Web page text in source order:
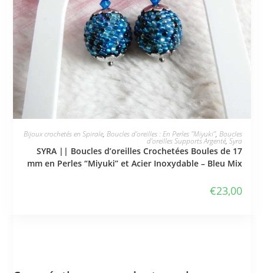
JE L'ADOPTE
Bijoux crochetés en Spirale, Boucles d'oreilles : En Perles "Miyuki", Boucles
d'oreilles Supports Argenté, Syra
SYRA || Boucles d’oreilles Crochetées Boules de 17
mm en Perles “Miyuki” et Acier Inoxydable – Bleu Mix
€23,00